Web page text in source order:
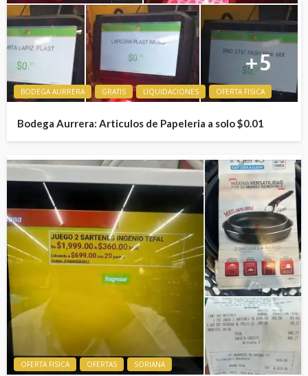
BODEGA AURRERA GRATIS LIQUIDACIONES OFERTA FISICA
Bodega Aurrera: Articulos de Papeleria a solo $0.01
OFERTA FISICA OFERTAS SORIANA